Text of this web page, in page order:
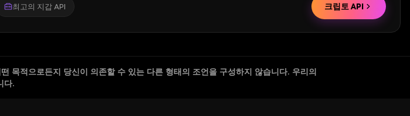
최고의 지갑 API 크립토 API
목적으로든지 당신이 의존할 수 있는 다른 형태의 조언을 구성하지 않습니다. 우리의
다.